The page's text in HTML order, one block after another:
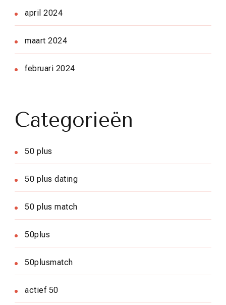
april 2024
maart 2024
februari 2024
Categorieën
50 plus
50 plus dating
50 plus match
50plus
50plusmatch
actief 50